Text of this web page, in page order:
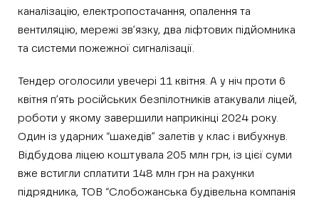
каналізацію, електропостачання, опалення та
вентиляцію, мережі зв’язку, два ліфтових підйомника
та системи пожежної сигналізації.
Тендер оголосили увечері 11 квітня. А у ніч проти 6
квітня п’ять російських безпілотників атакували ліцей,
роботи у якому завершили наприкінці 2024 року.
Один із ударних “шахедів” залетів у клас і вибухнув.
Відбудова ліцею коштувала 205 млн грн, із цієї суми
вже встигли сплатити 148 млн грн на рахунки
підрядника, ТОВ “Слобожанська будівельна компанія